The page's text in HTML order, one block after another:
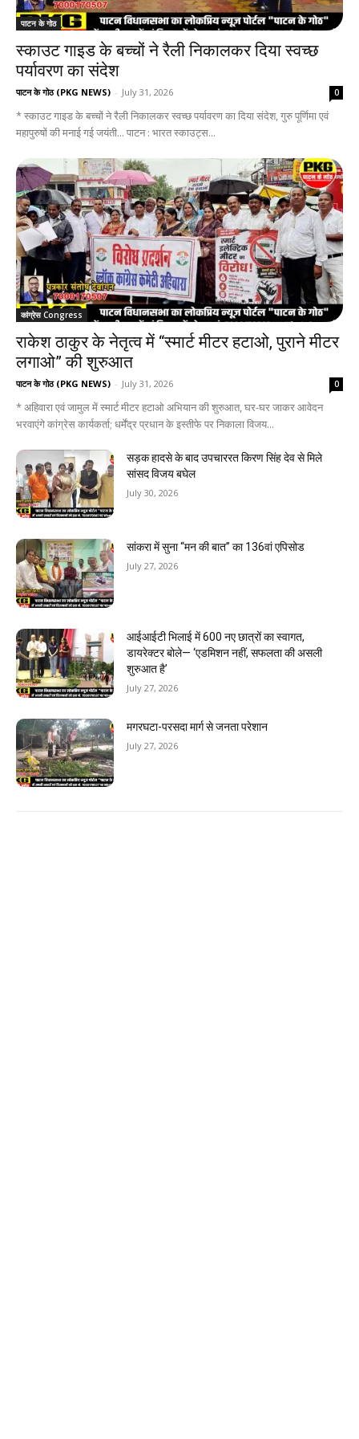
पाटन के गोठ
स्काउट गाइड के बच्चों ने रैली निकालकर दिया स्वच्छ
पर्यावरण का संदेश
पाटन के गोठ (PKG NEWS) - July 31, 2026 0
* स्काउट गाइड के बच्चों ने रैली निकालकर स्वच्छ पर्यावरण का दिया संदेश, गुरु पूर्णिमा एवं
महापुरुषों की मनाई गई जयंती... पाटन : भारत स्काउट्स...
कांग्रेस Congress
राकेश ठाकुर के नेतृत्व में “स्मार्ट मीटर हटाओ, पुराने मीटर
लगाओ” की शुरुआत
पाटन के गोठ (PKG NEWS) - July 31, 2026 0
* अहिवारा एवं जामुल में स्मार्ट मीटर हटाओ अभियान की शुरुआत, घर-घर जाकर आवेदन
भरवाएंगे कांग्रेस कार्यकर्ता; धर्मेंद्र प्रधान के इस्तीफे पर निकाला विजय...
सड़क हादसे के बाद उपचाररत किरण सिंह देव से मिले
सांसद विजय बघेल
July 30, 2026
सांकरा में सुना “मन की बात” का 136वां एपिसोड
July 27, 2026
आईआईटी भिलाई में 600 नए छात्रों का स्वागत,
डायरेक्टर बोले— ‘एडमिशन नहीं, सफलता की असली
शुरुआत है’
July 27, 2026
मगरघटा-परसदा मार्ग से जनता परेशान
July 27, 2026